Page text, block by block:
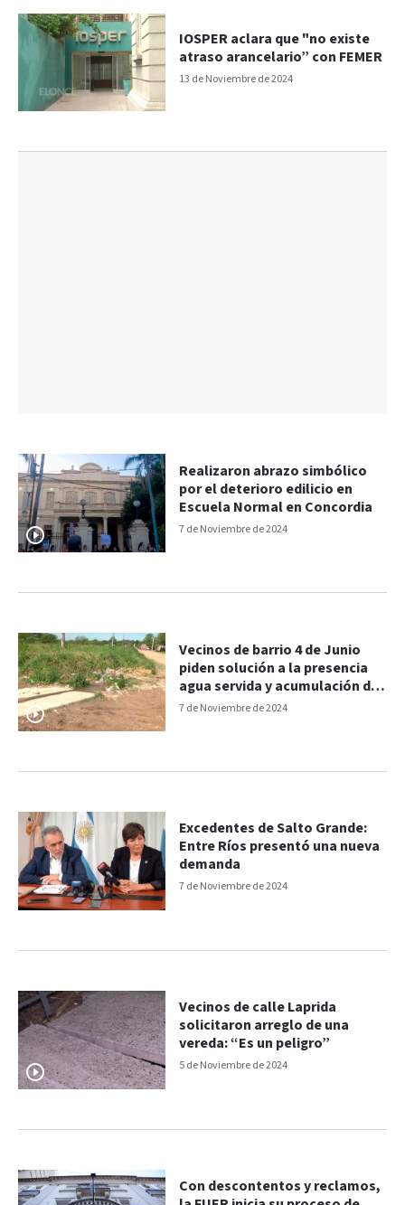
13 de Noviembre de 2024
IOSPER aclara que "no existe
atraso arancelario” con FEMER
7 de Noviembre de 2024
Realizaron abrazo simbólico
por el deterioro edilicio en
Escuela Normal en Concordia
7 de Noviembre de 2024
Vecinos de barrio 4 de Junio
piden solución a la presencia
agua servida y acumulación de
residuos
7 de Noviembre de 2024
Excedentes de Salto Grande:
Entre Ríos presentó una nueva
demanda
5 de Noviembre de 2024
Vecinos de calle Laprida
solicitaron arreglo de una
vereda: “Es un peligro”
Con descontentos y reclamos,